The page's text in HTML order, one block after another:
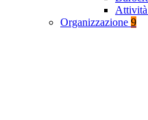
Attività
Organizzazione 9